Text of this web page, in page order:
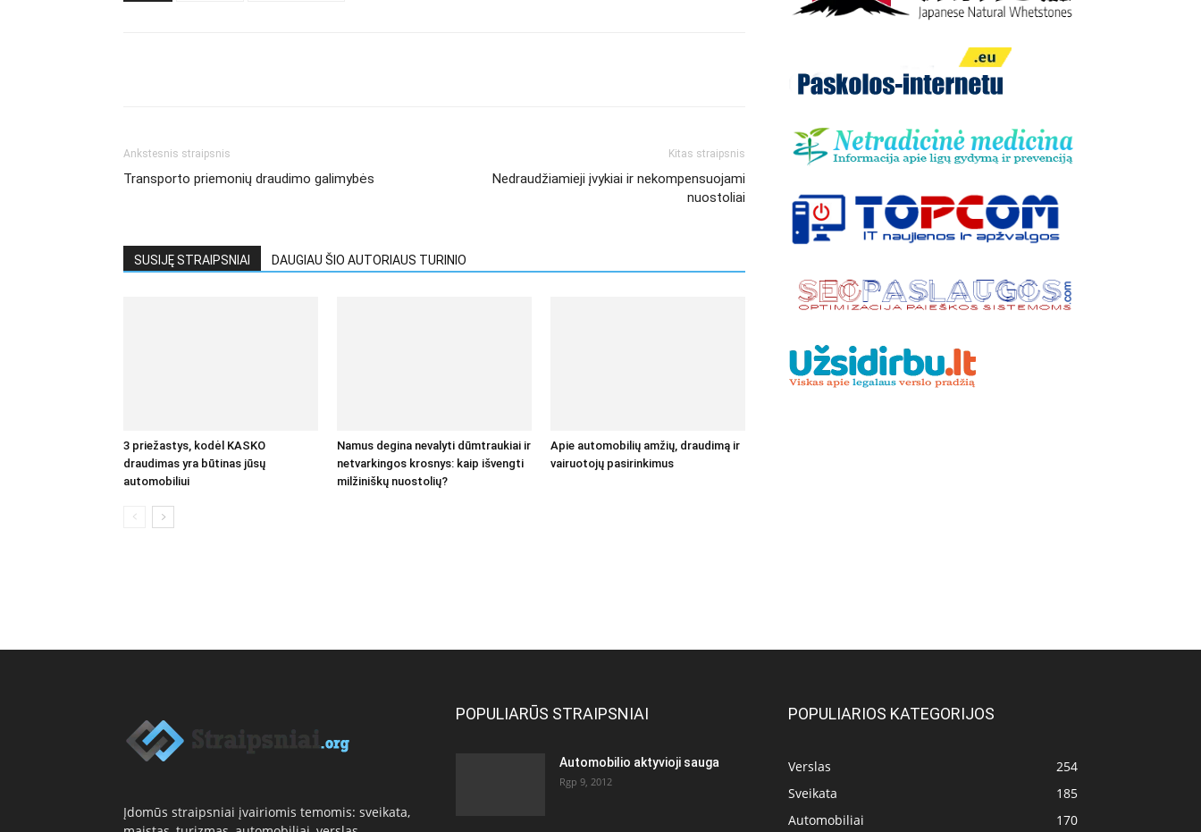
Ankstesnis straipsnis
Transporto priemonių draudimo galimybės
Kitas straipsnis
Nedraudžiamieji įvykiai ir nekompensuojami
nuostoliai
SUSIJĘ STRAIPSNIAI DAUGIAU ŠIO AUTORIAUS TURINIO
3 priežastys, kodėl KASKO
draudimas yra būtinas jūsų
automobiliui
Namus degina nevalyti dūmtraukiai ir
netvarkingos krosnys: kaip išvengti
milžiniškų nuostolių?
Apie automobilių amžių, draudimą ir
vairuotojų pasirinkimus
Įdomūs straipsniai įvairiomis temomis: sveikata,
POPULIARŪS STRAIPSNIAI
Automobilio aktyvioji sauga
Rgp 9, 2012
POPULIARIOS KATEGORIJOS
Verslas
254
Sveikata
185
Automobiliai
170